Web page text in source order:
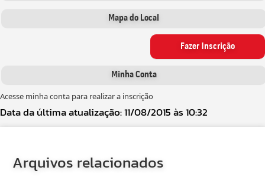
Mapa do Local
Fazer Inscrição
Minha Conta
Acesse minha conta para realizar a inscrição
Data da última atualização: 11/08/2015 às 10:32
Arquivos relacionados